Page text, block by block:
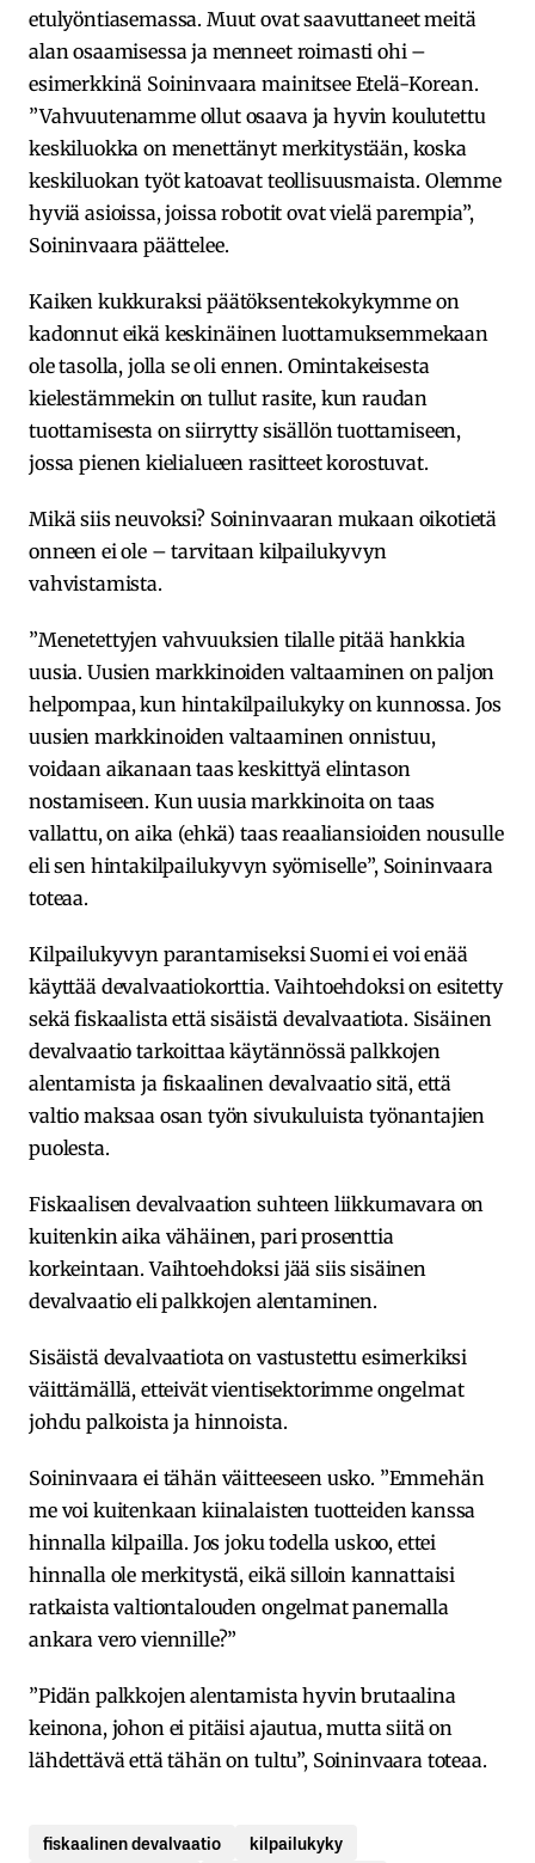
etulyöntiasemassa. Muut ovat saavuttaneet meitä
alan osaamisessa ja menneet roimasti ohi –
esimerkkinä Soininvaara mainitsee Etelä-Korean.
”Vahvuutenamme ollut osaava ja hyvin koulutettu
keskiluokka on menettänyt merkitystään, koska
keskiluokan työt katoavat teollisuusmaista. Olemme
hyviä asioissa, joissa robotit ovat vielä parempia”,
Soininvaara päättelee.
Kaiken kukkuraksi päätöksentekokykymme on
kadonnut eikä keskinäinen luottamuksemmekaan
ole tasolla, jolla se oli ennen. Omintakeisesta
kielestämmekin on tullut rasite, kun raudan
tuottamisesta on siirrytty sisällön tuottamiseen,
jossa pienen kielialueen rasitteet korostuvat.
Mikä siis neuvoksi? Soininvaaran mukaan oikotietä
onneen ei ole – tarvitaan kilpailukyvyn
vahvistamista.
”Menetettyjen vahvuuksien tilalle pitää hankkia
uusia. Uusien markkinoiden valtaaminen on paljon
helpompaa, kun hintakilpailukyky on kunnossa. Jos
uusien markkinoiden valtaaminen onnistuu,
voidaan aikanaan taas keskittyä elintason
nostamiseen. Kun uusia markkinoita on taas
vallattu, on aika (ehkä) taas reaaliansioiden nousulle
eli sen hintakilpailukyvyn syömiselle”, Soininvaara
toteaa.
Kilpailukyvyn parantamiseksi Suomi ei voi enää
käyttää devalvaatiokorttia. Vaihtoehdoksi on esitetty
sekä fiskaalista että sisäistä devalvaatiota. Sisäinen
devalvaatio tarkoittaa käytännössä palkkojen
alentamista ja fiskaalinen devalvaatio sitä, että
valtio maksaa osan työn sivukuluista työnantajien
puolesta.
Fiskaalisen devalvaation suhteen liikkumavara on
kuitenkin aika vähäinen, pari prosenttia
korkeintaan. Vaihtoehdoksi jää siis sisäinen
devalvaatio eli palkkojen alentaminen.
Sisäistä devalvaatiota on vastustettu esimerkiksi
väittämällä, etteivät vientisektorimme ongelmat
johdu palkoista ja hinnoista.
Soininvaara ei tähän väitteeseen usko. ”Emmehän
me voi kuitenkaan kiinalaisten tuotteiden kanssa
hinnalla kilpailla. Jos joku todella uskoo, ettei
hinnalla ole merkitystä, eikä silloin kannattaisi
ratkaista valtiontalouden ongelmat panemalla
ankara vero viennille?”
”Pidän palkkojen alentamista hyvin brutaalina
keinona, johon ei pitäisi ajautua, mutta siitä on
lähdettävä että tähän on tultu”, Soininvaara toteaa.
fiskaalinen devalvaatio kilpailukyky